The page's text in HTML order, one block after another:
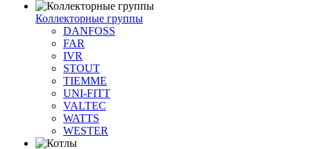
Коллекторные группы
DANFOSS
FAR
IVR
STOUT
TIEMME
UNI-FITT
VALTEC
WATTS
WESTER